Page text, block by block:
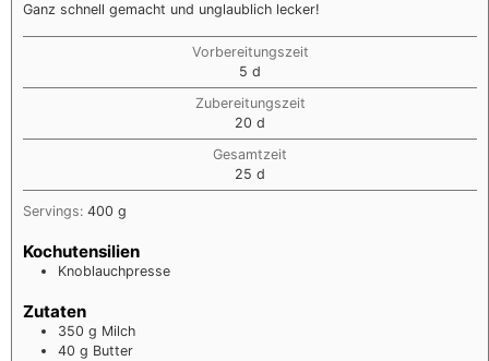
Ganz schnell gemacht und unglaublich lecker!
Vorbereitungszeit
5 d
Zubereitungszeit
20 d
Gesamtzeit
25 d
Servings: 400 g
Kochutensilien
Knoblauchpresse
Zutaten
350 g Milch
40 g Butter